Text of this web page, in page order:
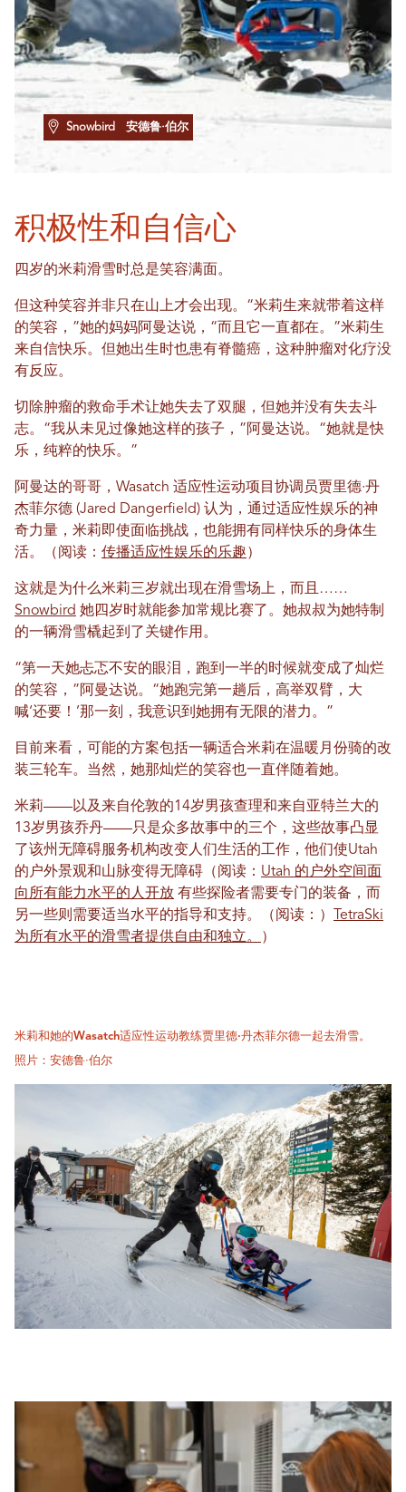
Snowbird 安德鲁·伯尔
积极性和自信心
四岁的米莉滑雪时总是笑容满面。
但这种笑容并非只在山上才会出现。“米莉生来就带着这样
的笑容，”她的妈妈阿曼达说，“而且它一直都在。”米莉生
来自信快乐。但她出生时也患有脊髓癌，这种肿瘤对化疗没
有反应。
切除肿瘤的救命手术让她失去了双腿，但她并没有失去斗
志。“我从未见过像她这样的孩子，”阿曼达说。“她就是快
乐，纯粹的快乐。”
阿曼达的哥哥，Wasatch 适应性运动项目协调员贾里德·丹
杰菲尔德 (Jared Dangerfield) 认为，通过适应性娱乐的神
奇力量，米莉即使面临挑战，也能拥有同样快乐的身体生
活。（阅读： 传播适应性娱乐的乐趣 ）
这就是为什么米莉三岁就出现在滑雪场上，而且……
Snowbird 她四岁时就能参加常规比赛了。她叔叔为她特制
的一辆滑雪橇起到了关键作用。
“第一天她忐忑不安的眼泪，跑到一半的时候就变成了灿烂
的笑容，”阿曼达说。“她跑完第一趟后，高举双臂，大
喊‘还要！’那一刻，我意识到她拥有无限的潜力。”
目前来看，可能的方案包括一辆适合米莉在温暖月份骑的改
装三轮车。当然，她那灿烂的笑容也一直伴随着她。
米莉——以及来自伦敦的14岁男孩查理和来自亚特兰大的
13岁男孩乔丹——只是众多故事中的三个，这些故事凸显
了该州无障碍服务机构改变人们生活的工作，他们使Utah
的户外景观和山脉变得无障碍（阅读： Utah 的户外空间面
向所有能力水平的人开放 有些探险者需要专门的装备，而
另一些则需要适当水平的指导和支持。（阅读：）
TetraSki
为所有水平的滑雪者提供自由和独立。
）
米莉和她的Wasatch适应性运动教练贾里德·丹杰菲尔德一起去滑雪。
照片：安德鲁·伯尔